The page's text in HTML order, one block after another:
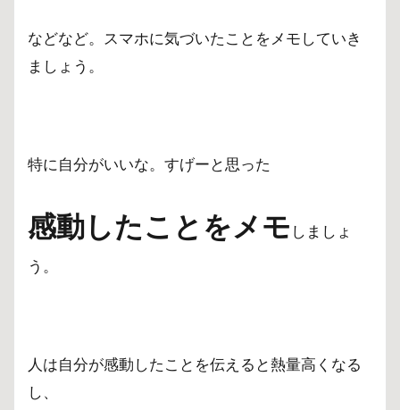
などなど。スマホに気づいたことをメモしていき
ましょう。
特に自分がいいな。すげーと思った
感動したことをメモ しましょ
う。
人は自分が感動したことを伝えると熱量高くなる
し、